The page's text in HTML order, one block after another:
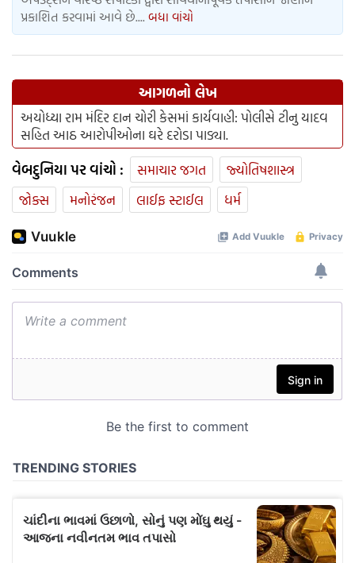
પ્રકાશિત કરવામાં આવે છે.... બધા વાંચો
આગળનો લેખ
અયોધ્યા રામ મંદિર દાન ચોરી કેસમાં કાર્યવાહી: પોલીસે ટીનુ યાદવ
સહિત આઠ આરોપીઓના ઘરે દરોડા પાડ્યા.
વેબદુનિયા પર વાંચો : સમાચાર જગત
જ્યોતિષશાસ્ત્ર
જોક્સ
મનોરંજન લાઈફ સ્ટાઈલ ધર્મ